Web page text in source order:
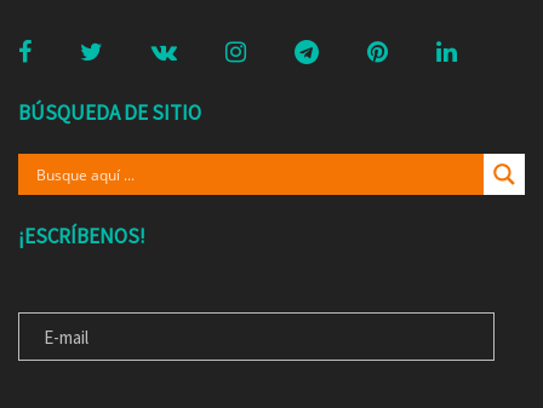
BÚSQUEDA DE SITIO
¡ESCRÍBENOS!